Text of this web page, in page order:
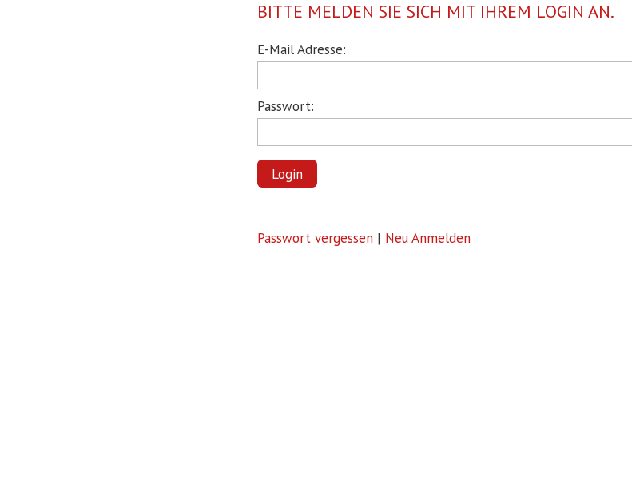
BITTE MELDEN SIE SICH MIT IHREM LOGIN AN.
Pflichtfeld
E-Mail Adresse:
Pflichtfeld
Passwort:
Login
Passwort vergessen | Neu Anmelden